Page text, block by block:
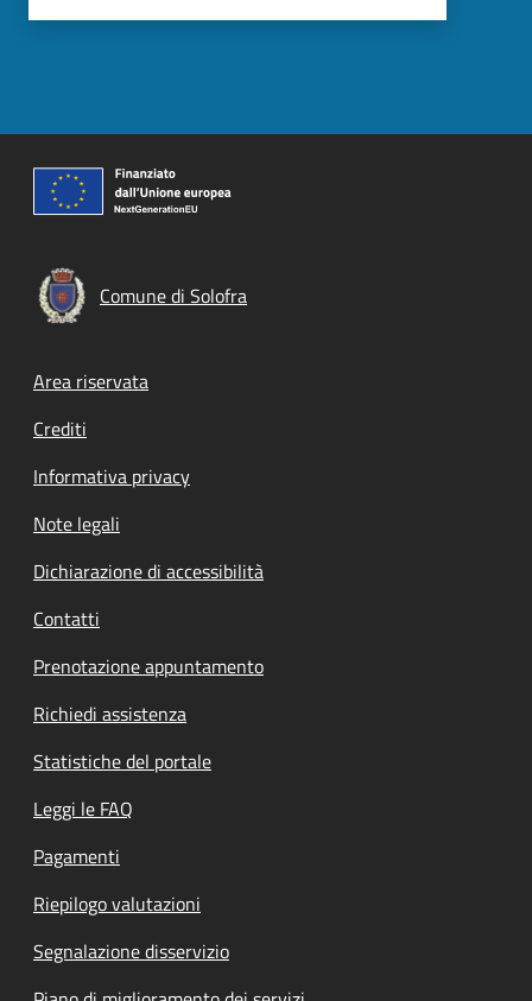
Comune di Solofra
Footer menu
Area riservata
Crediti
Informativa privacy
Note legali
Dichiarazione di accessibilità
Contatti
Prenotazione appuntamento
Richiedi assistenza
Statistiche del portale
Leggi le FAQ
Pagamenti
Riepilogo valutazioni
Segnalazione disservizio